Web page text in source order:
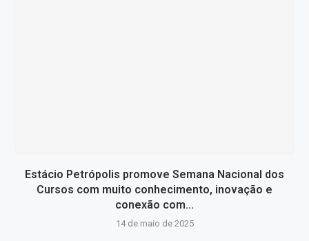
Estácio Petrópolis promove Semana Nacional dos
Cursos com muito conhecimento, inovação e
conexão com...
14 de maio de 2025